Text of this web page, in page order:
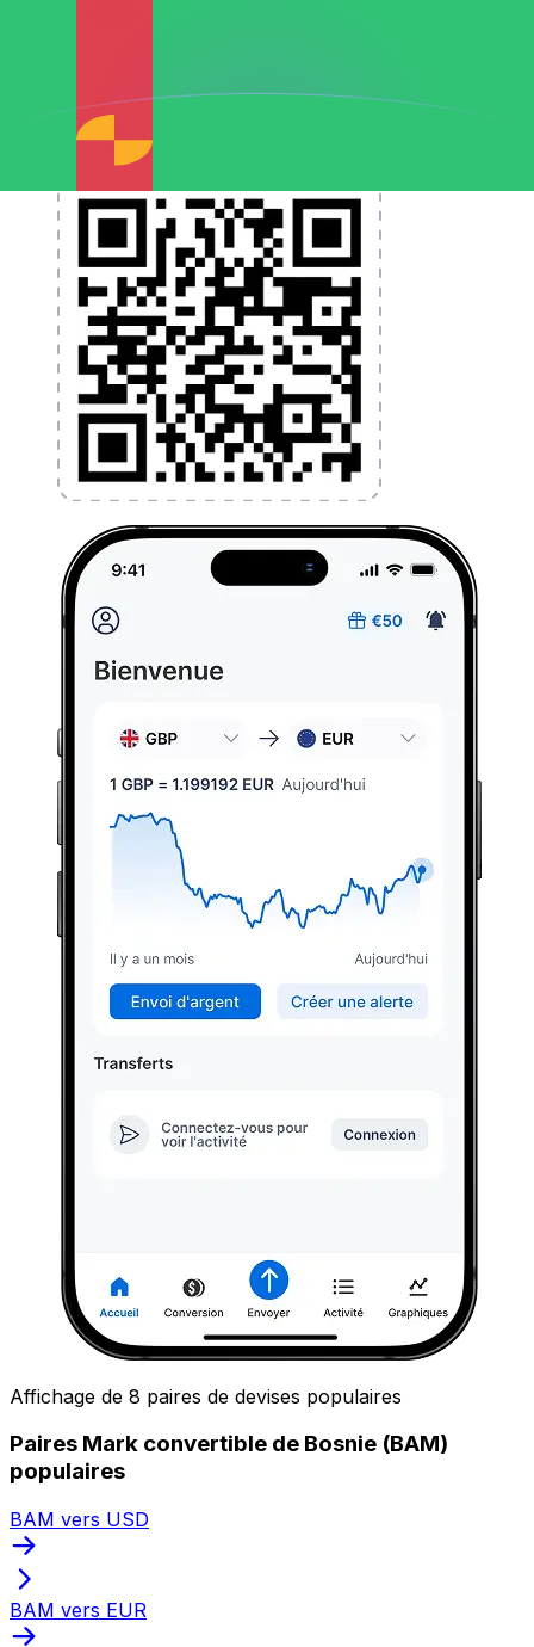
Affichage de 8 paires de devises populaires
Paires Mark convertible de Bosnie (BAM)
populaires
BAM vers USD
BAM vers EUR